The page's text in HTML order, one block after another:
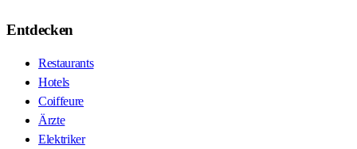
Entdecken
Restaurants
Hotels
Coiffeure
Ärzte
Elektriker